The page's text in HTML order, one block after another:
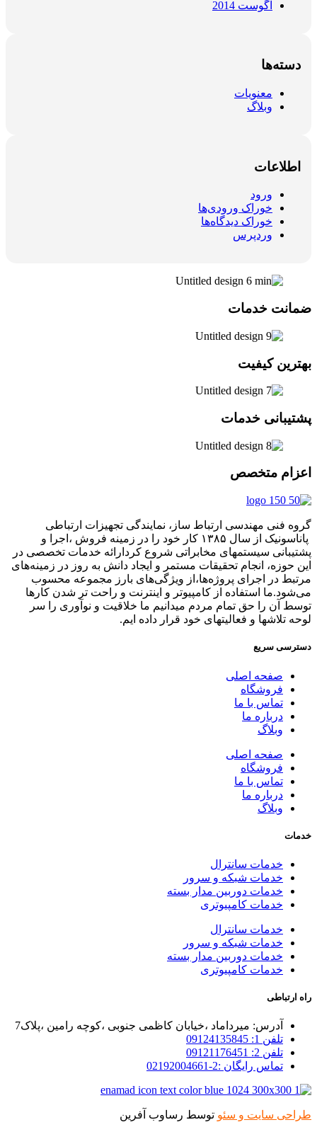
آگوست 2014
دسته‌ها
معنویات
وبلاگ
اطلاعات
ورود
خوراک ورودی‌ها
خوراک دیدگاه‌ها
وردپرس
ضمانت خدمات
بهترین کیفیت
پشتیبانی خدمات
اعزام متخصص
گروه فنی مهندسی ارتباط ساز، نمایندگی تجهیزات ارتباطی
پاناسونیک از سال ۱۳۸۵ کار خود را در زمینه فروش ،اجرا و
پشتیبانی سیستمهای مخابراتی شروع کردارائه خدمات تخصصی در
این حوزه، انجام تحقیقات مستمر و ایجاد دانش به‌ روز در زمینه‌های
مرتبط در اجرای پروژه‌ها،از ویژگی‌های بارز مجموعه محسوب
می‌شود.ما استفاده از کامپیوتر و اینترنت و راحت تر شدن کارها
توسط آن را حق تمام مردم میدانیم ما خلاقیت و نوآوری را سر
لوحه تلاشها و فعالیتهای خود قرار داده ایم.
دسترسی سریع
صفحه اصلی
فروشگاه
تماس با ما
درباره ما
وبلاگ
صفحه اصلی
فروشگاه
تماس با ما
درباره ما
وبلاگ
خدمات
خدمات سانترال
خدمات شبکه و سرور
خدمات دوربین مدار بسته
خدمات کامپیوتری
خدمات سانترال
خدمات شبکه و سرور
خدمات دوربین مدار بسته
خدمات کامپیوتری
راه ارتباطی
آدرس: میرداماد ،خیابان کاظمی جنوبی ،کوچه رامین ،پلاک7
تلفن 1: 09124135845
تلفن 2: 09121176451
تماس رایگان :2-02192004661
طراحی سایت و سئو توسط رساوب آفرین